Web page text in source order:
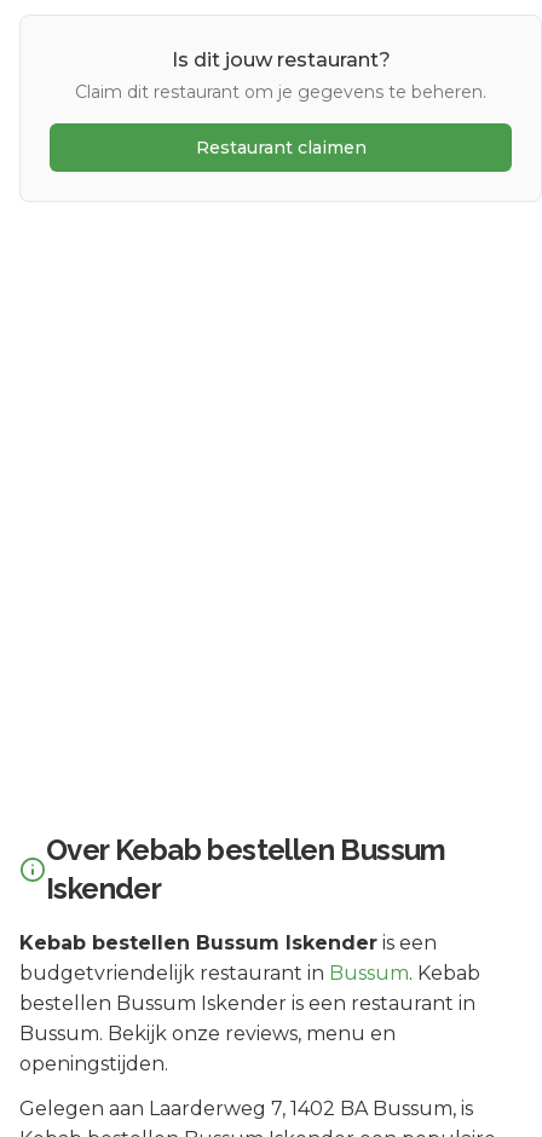
Is dit jouw restaurant?
Claim dit restaurant om je gegevens te beheren.
Restaurant claimen
Over Kebab bestellen Bussum
Iskender
Kebab bestellen Bussum Iskender is een
budgetvriendelijk restaurant in Bussum. Kebab
bestellen Bussum Iskender is een restaurant in
Bussum. Bekijk onze reviews, menu en
openingstijden.
Gelegen aan Laarderweg 7, 1402 BA Bussum, is